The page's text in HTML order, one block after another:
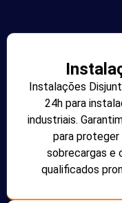
Instalações
24h para
industriais.
para
sobrecargas e
qualificados